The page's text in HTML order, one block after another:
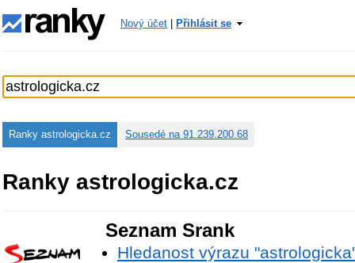
Nový účet Přihlásit se
Ranky astrologicka.cz Sousedé na 91.239.200.68
Ranky astrologicka.cz
Seznam Srank
Hledanost výrazu